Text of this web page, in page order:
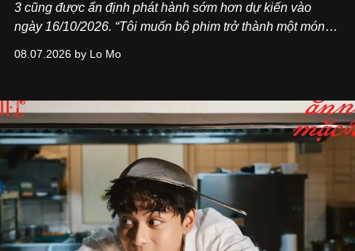
3 cũng được ấn định phát hành sớm hơn dự kiến vào
ngày 16/10/2026. “Tôi muốn bộ phim trở thành một món
Việt Nam”, NSX Will Vũ cho biết.
08.07.2026 by Lo Mo